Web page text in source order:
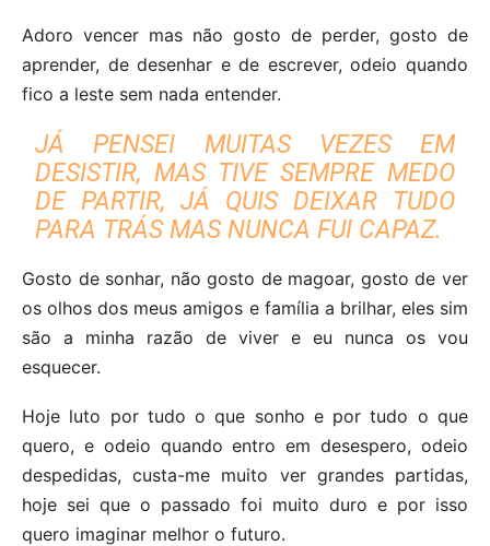
Adoro vencer mas não gosto de perder, gosto de
aprender, de desenhar e de escrever, odeio quando
fico a leste sem nada entender.
JÁ PENSEI MUITAS VEZES EM
DESISTIR, MAS TIVE SEMPRE MEDO
DE PARTIR, JÁ QUIS DEIXAR TUDO
PARA TRÁS MAS NUNCA FUI CAPAZ.
Gosto de sonhar, não gosto de magoar, gosto de ver
os olhos dos meus amigos e família a brilhar, eles sim
são a minha razão de viver e eu nunca os vou
esquecer.
Hoje luto por tudo o que sonho e por tudo o que
quero, e odeio quando entro em desespero, odeio
despedidas, custa-me muito ver grandes partidas,
hoje sei que o passado foi muito duro e por isso
quero imaginar melhor o futuro.